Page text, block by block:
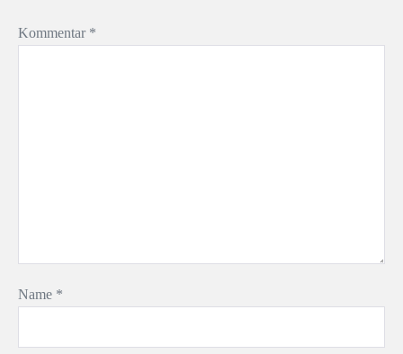
Kommentar *
Name *